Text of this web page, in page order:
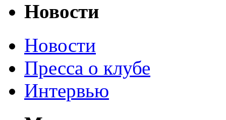
Новости
Новости
Пресса о клубе
Интервью